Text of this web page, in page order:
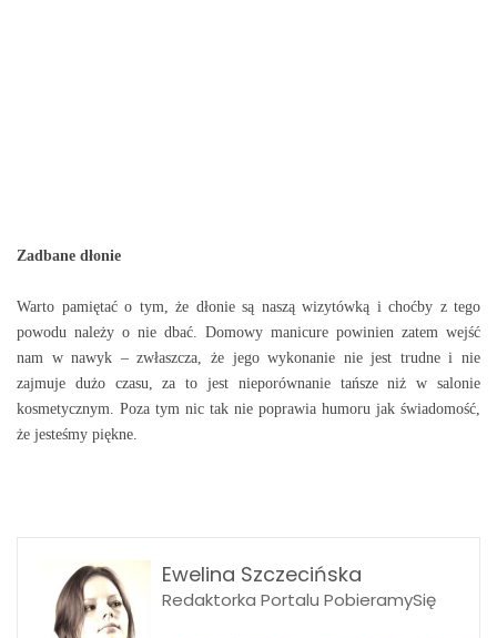
Zadbane dłonie
Warto pamiętać o tym, że dłonie są naszą wizytówką i choćby z tego
powodu należy o nie dbać. Domowy manicure powinien zatem wejść
nam w nawyk – zwłaszcza, że jego wykonanie nie jest trudne i nie
zajmuje dużo czasu, za to jest nieporównanie tańsze niż w salonie
kosmetycznym. Poza tym nic tak nie poprawia humoru jak świadomość,
że jesteśmy piękne.
Ewelina Szczecińska
Redaktorka Portalu PobieramySię